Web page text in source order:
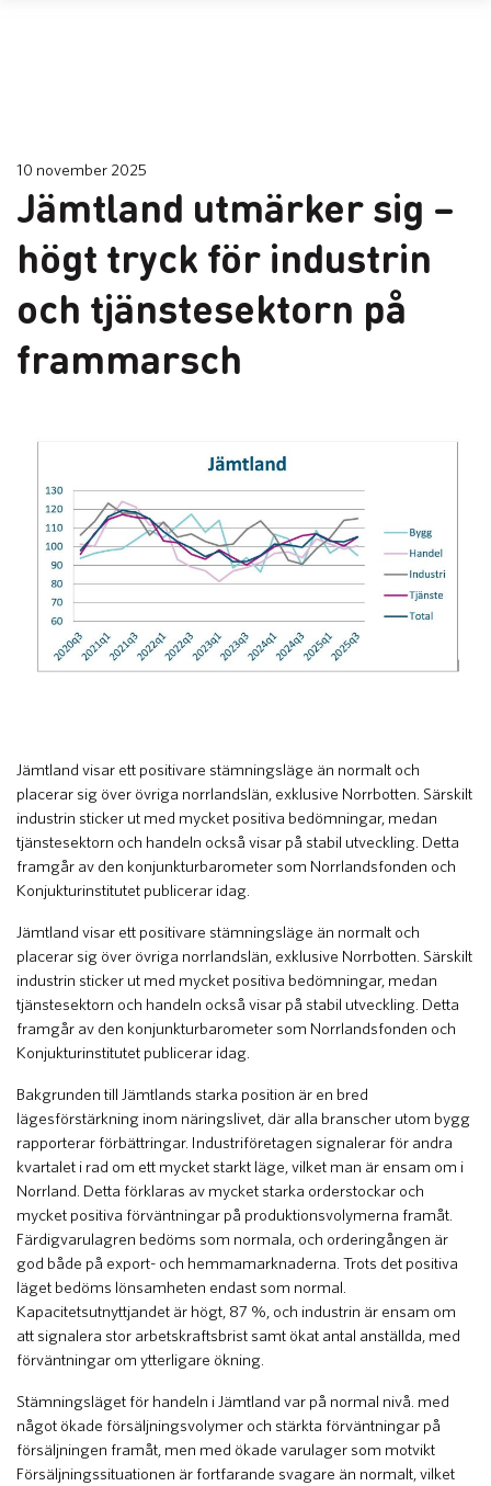
10 november 2025
Jämtland utmärker sig –
högt tryck för industrin
och tjänstesektorn på
frammarsch
Jämtland visar ett positivare stämningsläge än normalt och
placerar sig över övriga norrlandslän, exklusive Norrbotten. Särskilt
industrin sticker ut med mycket positiva bedömningar, medan
tjänstesektorn och handeln också visar på stabil utveckling. Detta
framgår av den konjunkturbarometer som Norrlandsfonden och
Konjukturinstitutet publicerar idag.
Jämtland visar ett positivare stämningsläge än normalt och
placerar sig över övriga norrlandslän, exklusive Norrbotten. Särskilt
industrin sticker ut med mycket positiva bedömningar, medan
tjänstesektorn och handeln också visar på stabil utveckling. Detta
framgår av den konjunkturbarometer som Norrlandsfonden och
Konjukturinstitutet publicerar idag.
Bakgrunden till Jämtlands starka position är en bred
lägesförstärkning inom näringslivet, där alla branscher utom bygg
rapporterar förbättringar. Industriföretagen signalerar för andra
kvartalet i rad om ett mycket starkt läge, vilket man är ensam om i
Norrland. Detta förklaras av mycket starka orderstockar och
mycket positiva förväntningar på produktionsvolymerna framåt.
Färdigvarulagren bedöms som normala, och orderingången är
god både på export- och hemmamarknaderna. Trots det positiva
läget bedöms lönsamheten endast som normal.
Kapacitetsutnyttjandet är högt, 87 %, och industrin är ensam om
att signalera stor arbetskraftsbrist samt ökat antal anställda, med
förväntningar om ytterligare ökning.
Stämningsläget för handeln i Jämtland var på normal nivå. med
något ökade försäljningsvolymer och stärkta förväntningar på
försäljningen framåt, men med ökade varulager som motvikt
Försäljningssituationen är fortfarande svagare än normalt, vilket